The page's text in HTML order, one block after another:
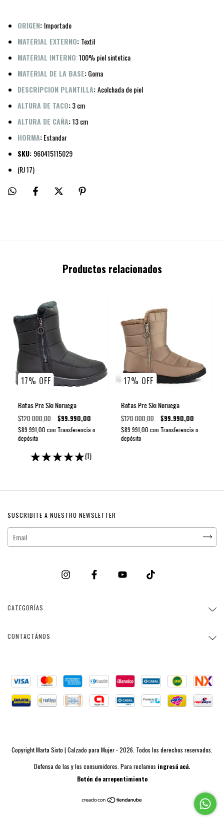
ORIGEN: Importado
MATERIAL EXTERNO: Textil
MATERIAL INTERNO:100% piel sintetica
MATERIAL DE LA BASE:Goma
DESCRIPCION PLANTILLA:Acolchada de piel
ALTURA DE TACO:3 cm
ALTURA DE CAÑA:13 cm
HORMA:Estandar
SKU: 960415115029
(RJ 17)
Productos relacionados
17% OFF
Botas Pre Ski Noruega
$120.000,00 $99.990,00
$89.991,00 con Transferencia o
depósito
(1)
17% OFF
Botas Pre Ski Noruega
$120.000,00 $99.990,00
$89.991,00 con Transferencia o
depósito
SUSCRIBITE A NUESTRO NEWSLETTER
CATEGORÍAS
CONTACTÁNOS
Copyright Marta Sixto | Calzado para Mujer - 2026. Todos los derechos reservados.
Defensa de las y los consumidores. Para reclamos ingresá acá.
Botón de arrepentimiento